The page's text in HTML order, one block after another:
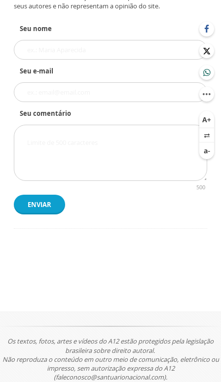
seus autores e não representam a opinião do site.
Seu nome
Seu e-mail
Seu comentário
500
ENVIAR
Os textos, fotos, artes e vídeos do A12 estão protegidos pela legislação
brasileira sobre direito autoral.
Não reproduza o conteúdo em outro meio de comunicação, eletrônico ou
impresso, sem autorização expressa do A12
(faleconosco@santuarionacional.com).